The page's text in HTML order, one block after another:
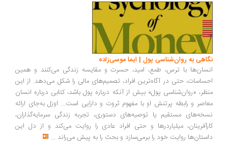
به روان‌شناسی پول | ایما موسی‌زاده
با ترس، طمع، امید، حسرت و مقایسه زندگی می‌کنند و همین
حتی در آگاه‌ترین افراد، تصمیم‌های مالی را شکل می‌دهد. از این
«روان‌شناسی پول» بیش از آنکه درباره پول باشد، کتابی درباره انسان
و رابطه پرتنش او با مفهوم ثروت و دارایی است... اوزل به‌جای ارائه
مستقیم یا توصیه‌های دستوری، تجربه زندگی سرمایه‌گذاران،
میلیاردرها و حتی افراد عادی را روایت می‌کند و از دل این
روایت خود را برمی‌سازد و بحث را به پیش می‌راند...